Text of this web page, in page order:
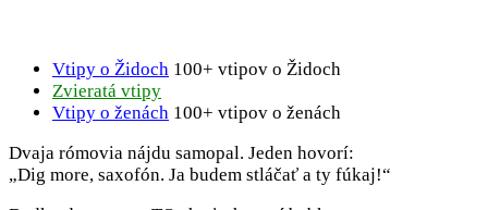
Vtipy o Židoch 100+ vtipov o Židoch
Zvieratá vtipy
Vtipy o ženách 100+ vtipov o ženách
Dvaja rómovia nájdu samopal. Jeden hovorí:
„Dig more, saxofón. Ja budem stláčať a ty fúkaj!“